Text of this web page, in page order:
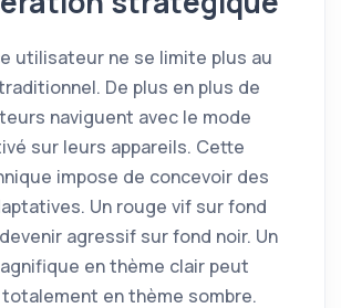
utilisateur ne se limite plus au
De plus en plus de
naviguent avec le mode
sur leurs appareils. Cette
impose de concevoir des
Un rouge vif sur fond
agressif sur fond noir. Un
en thème clair peut
en thème sombre.